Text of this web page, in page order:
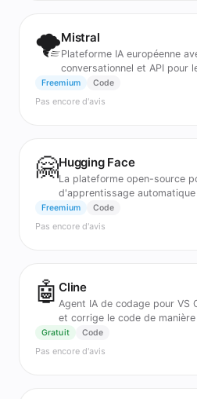
🌪️Mistral
Plateforme IA européenne
conversationnel et API pour
l'automatisation et
Freemium Code
Pas encore d'avis
🤗Hugging Face
La plateforme open-source
d'apprentissage
collaboratif
Freemium Code
Pas encore d'avis
🤖 Cline
Agent IA de codage pour VS
et corrige le code de
Gratuit Code
Pas encore d'avis